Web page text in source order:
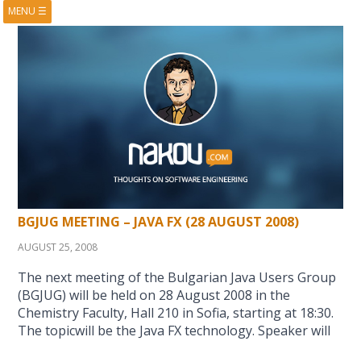
MENU ☰
BGJUG MEETING – JAVA FX (28 AUGUST 2008)
AUGUST 25, 2008
The next meeting of the Bulgarian Java Users Group
(BGJUG) will be held on 28 August 2008 in the
Chemistry Faculty, Hall 210 in Sofia, starting at 18:30.
The topicwill be the Java FX technology. Speaker will